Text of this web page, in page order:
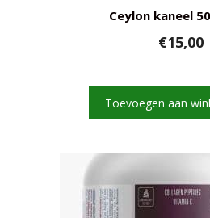
Ceylon kaneel
€15,00
Toevoegen aan